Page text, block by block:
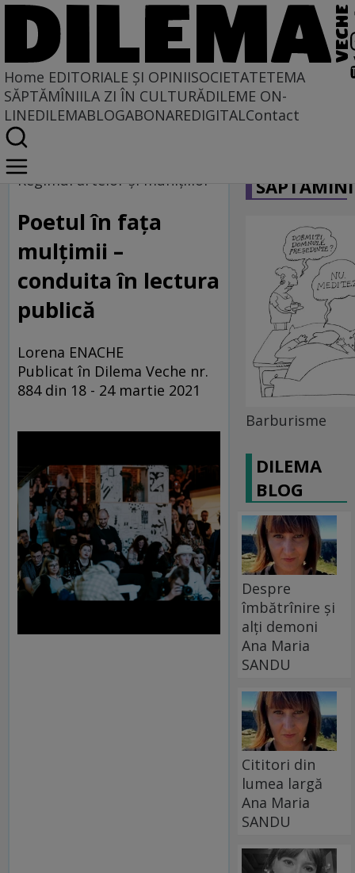
Home EDITORIALE ȘI OPINIISOCIETATETEMA
SĂPTĂMÎNIILA ZI ÎN CULTURĂDILEME ON-
LINEDILEMABLOGABONAREDIGITALContact
Home
Regimul artelor și munițiilor
Regimul artelor şi muniţiilor
Poetul în fața
mulțimii –
conduita în lectura
publică
Lorena ENACHE
Publicat în Dilema Veche nr.
884 din 18 - 24 martie 2021
Barburisme
DILEMA
BLOG
Despre
îmbătrînire și
alți demoni
Ana Maria
SANDU
Cititori din
lumea largă
Ana Maria
SANDU